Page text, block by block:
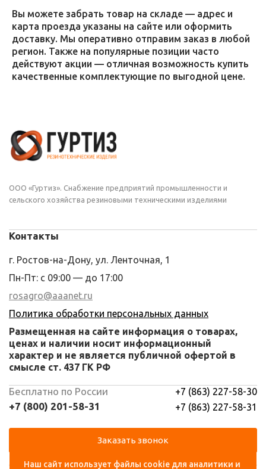
Вы можете забрать товар на складе — адрес и
карта проезда указаны на сайте или оформить
доставку. Мы оперативно отправим заказ в любой
регион. Также на популярные позиции часто
действуют акции — отличная возможность купить
качественные комплектующие по выгодной цене.
ООО «Гуртиз». Снабжение предприятий промышленности и
сельского хозяйства резиновыми техническими изделиями
Контакты
г. Ростов-на-Дону, ул. Ленточная, 1
Пн-Пт: с 09:00 — до 17:00
rosagro@aaanet.ru
Политика обработки персональных данных
Размещенная на сайте информация о товарах,
ценах и наличии носит информационный
характер и не является публичной офертой в
смысле ст. 437 ГК РФ
Бесплатно по России
+7 (800) 201-58-31
+7 (863) 227-58-30
+7 (863) 227-58-31
Заказать звонок
Наш сайт использует файлы cookie для аналитики и